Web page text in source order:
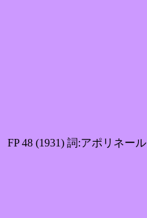
FP 48 (1931) 詞:アポリネール